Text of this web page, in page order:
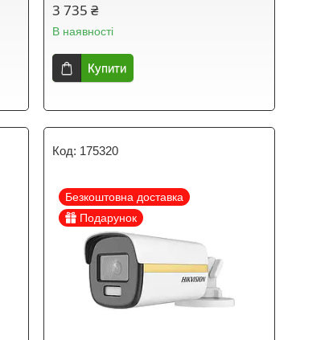
3 735 ₴
В наявності
Купити
175320
Безкоштовна доставка
Подарунок